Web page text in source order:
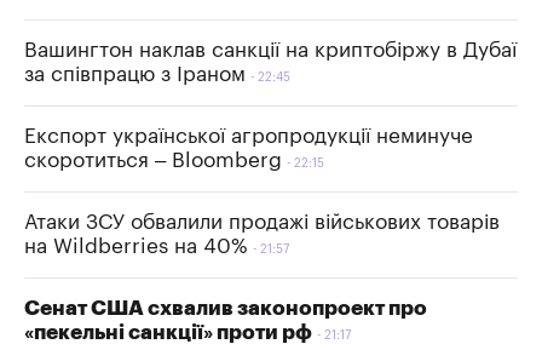
Вашингтон наклав санкції на криптобіржу в Дубаї
за співпрацю з Іраном
22:45
Експорт української агропродукції неминуче
скоротиться – Bloomberg
22:15
Атаки ЗСУ обвалили продажі військових товарів
на Wildberries на 40%
21:57
Сенат США схвалив законопроект про
«пекельні санкції» проти рф
21:17